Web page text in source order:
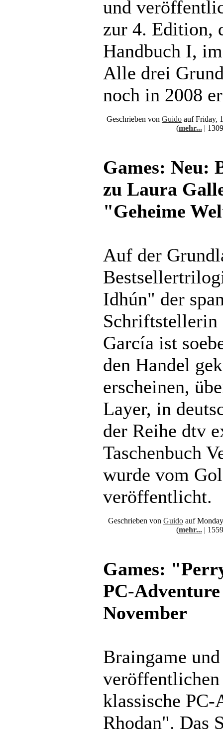
und
zur 4. Edition,
Handbuch I,
Alle drei
noch in 2008
Geschrieben von Guido auf Friday,
(mehr...|
Games: Neu:
zu Laura
"Geheime
Auf der
Idhún" der
Schriftstellerin
García ist
den Handel
erscheinen,
Layer, in
der Reihe dtv
Taschenbuch
wurde vom
veröffentlicht.
Geschrieben von Guido auf
(mehr...|
Games:
PC-
November
Braingame
veröffentlichen
klassische
Rhodan". Das